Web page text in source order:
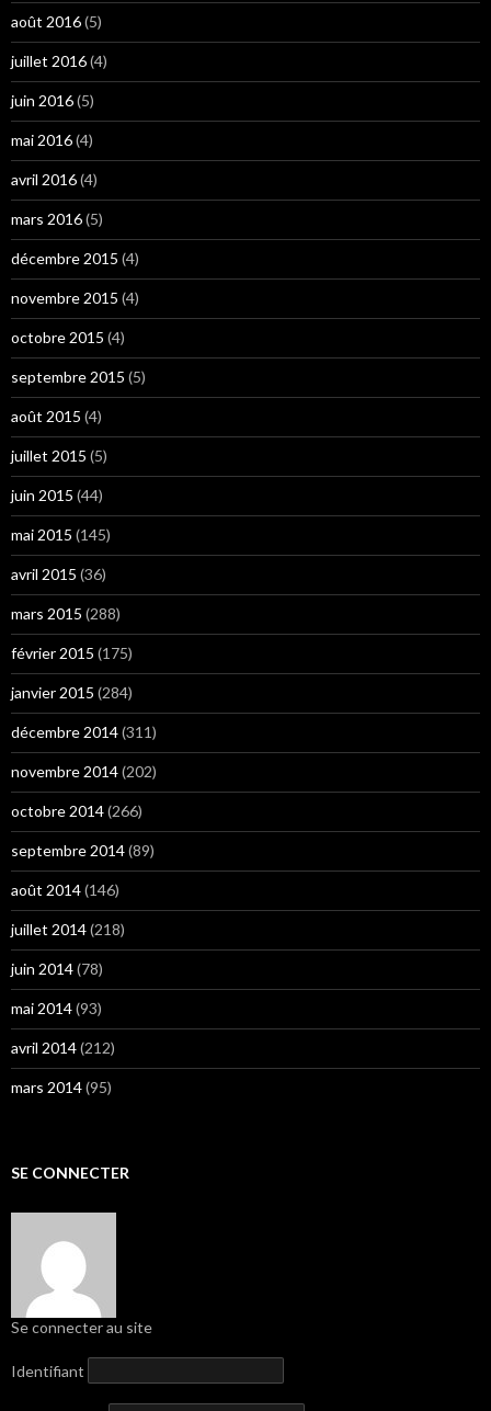
août 2016(5)
juillet 2016(4)
juin 2016(5)
mai 2016(4)
avril 2016(4)
mars 2016(5)
décembre 2015 (4)
novembre 2015 (4)
octobre 2015 (4)
septembre 2015 (5)
août 2015 (4)
juillet 2015 (5)
juin 2015 (44)
mai 2015 (145)
avril 2015 (36)
mars 2015 (288)
février 2015 (175)
janvier 2015 (284)
décembre 2014(311)
novembre 2014(202)
octobre 2014(266)
septembre 2014(89)
août 2014(146)
juillet 2014(218)
juin 2014(78)
mai 2014(93)
avril 2014(212)
mars 2014(95)
SE CONNECTER
Se connecter au site
Identifiant